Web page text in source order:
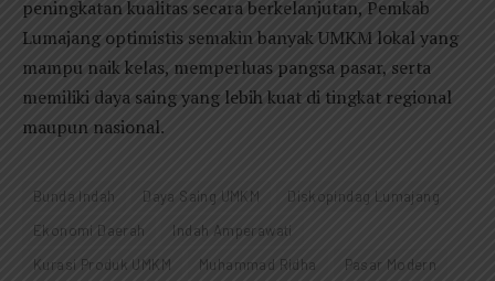
peningkatan kualitas secara berkelanjutan, Pemkab
Lumajang optimistis semakin banyak UMKM lokal yang
mampu naik kelas, memperluas pangsa pasar, serta
memiliki daya saing yang lebih kuat di tingkat regional
maupun nasional.
Bunda Indah Daya Saing UMKM
Diskopindag Lumajang
Ekonomi Daerah
Indah Amperawati
Kurasi Produk UMKM
Muhammad Ridha
Pasar Modern